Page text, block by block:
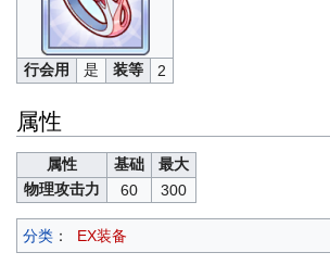
行会用 是 装等 2
属性
属性 基础
最大
物理攻击力
60 300
分类 ： EX装备